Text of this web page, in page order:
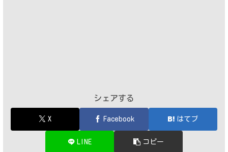
シェアする
X Facebook はてブ
LINE コピー